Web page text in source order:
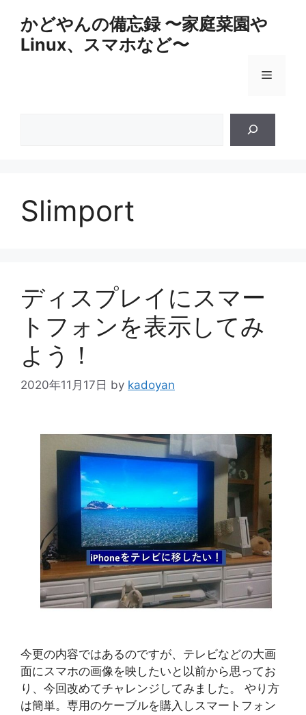
かどやんの備忘録 〜家庭菜園や
Linux、スマホなど〜
メ
ニ
Slimport
ディスプレイにスマー
トフォンを表示してみ
よう！
2020年11月17日 by kadoyan
今更の内容ではあるのですが、テレビなどの大画
面にスマホの画像を映したいと以前から思ってお
り、今回改めてチャレンジしてみました。 やり方
は簡単。専用のケーブルを購入しスマートフォン